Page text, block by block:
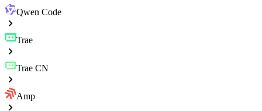
Qwen Code
Trae
Trae CN
Amp